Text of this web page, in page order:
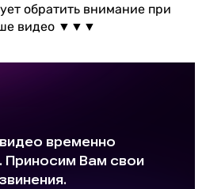
обратить внимание при
видео ▼▼▼